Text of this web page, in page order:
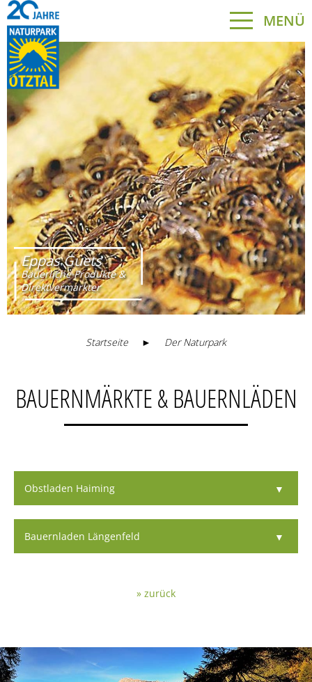
MENÜ
Eppas Guets
Bäuerliche Produkte &
Direktvermarkter
Startseite ► Der Naturpark
BAUERNMÄRKTE & BAUERNLÄDEN
Obstladen Haiming
Bauernladen Längenfeld
» zurück